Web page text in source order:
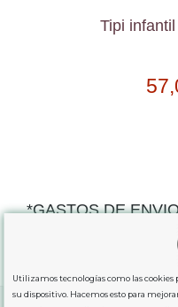
Tipi
*GASTOS DE
para
exclusiva para la
Utilizamos tecnologías como las
su dispositivo. Hacemos esto para